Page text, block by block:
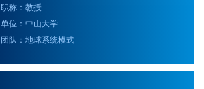
职称：教授
单位：中山大学
团队：地球系统模式